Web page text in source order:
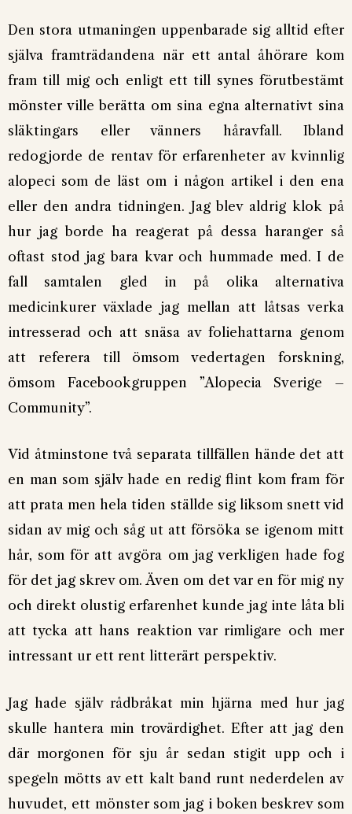
Den stora utmaningen uppenbarade sig alltid efter
själva framträdandena när ett antal åhörare kom
fram till mig och enligt ett till synes förutbestämt
mönster ville berätta om sina egna alternativt sina
släktingars eller vänners håravfall. Ibland
redogjorde de rentav för erfarenheter av kvinnlig
alopeci som de läst om i någon artikel i den ena
eller den andra tidningen. Jag blev aldrig klok på
hur jag borde ha reagerat på dessa haranger så
oftast stod jag bara kvar och hummade med. I de
fall samtalen gled in på olika alternativa
medicinkurer växlade jag mellan att låtsas verka
intresserad och att snäsa av foliehattarna genom
att referera till ömsom vedertagen forskning,
ömsom Facebookgruppen ”Alopecia Sverige –
Community”.
Vid åtminstone två separata tillfällen hände det att
en man som själv hade en redig flint kom fram för
att prata men hela tiden ställde sig liksom snett vid
sidan av mig och såg ut att försöka se igenom mitt
hår, som för att avgöra om jag verkligen hade fog
för det jag skrev om. Även om det var en för mig ny
och direkt olustig erfarenhet kunde jag inte låta bli
att tycka att hans reaktion var rimligare och mer
intressant ur ett rent litterärt perspektiv.
Jag hade själv rådbråkat min hjärna med hur jag
skulle hantera min trovärdighet. Efter att jag den
där morgonen för sju år sedan stigit upp och i
spegeln mötts av ett kalt band runt nederdelen av
huvudet, ett mönster som jag i boken beskrev som